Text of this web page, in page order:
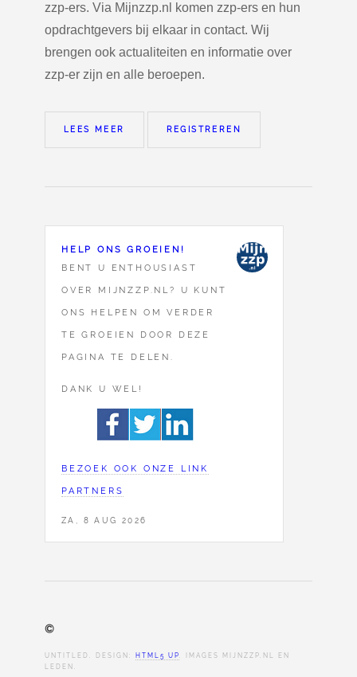
zzp-ers. Via Mijnzzp.nl komen zzp-ers en hun
opdrachtgevers bij elkaar in contact. Wij
brengen ook actualiteiten en informatie over
zzp-er zijn en alle beroepen.
LEES MEER REGISTREREN
HELP ONS GROEIEN!
BENT U ENTHOUSIAST
OVER MIJNZZP.NL? U KUNT
ONS HELPEN OM VERDER
TE GROEIEN DOOR DEZE
PAGINA TE DELEN.
DANK U WEL!
BEZOEK OOK ONZE LINK
PARTNERS
ZA, 8 AUG 2026
©
UNTITLED. DESIGN: HTML5 UP . IMAGES MIJNZZP.NL EN
LEDEN.